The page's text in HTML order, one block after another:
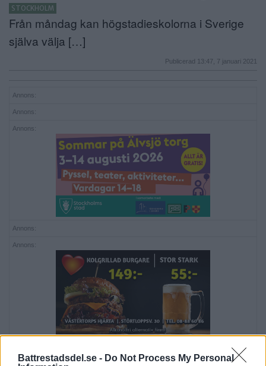
Battrestadsdel.se - Do Not Process My Personal
STOCKHOLM
Från måndag kan högstadieskolorna i Sverige
själva välja […]
Publicerad 13:47, 7 januari 2021
Annons:
Annons:
Annons:
Annons:
Annons: